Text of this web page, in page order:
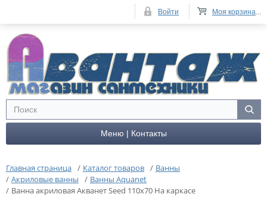
Меню | Контакты
Главная страница / Каталог товаров / Ванны
/ Акриловые ванны / Ванны Aquanet
/ Ванна акриловая Акванет Seed 110x70 На каркасе
Моя корзина...
Войти